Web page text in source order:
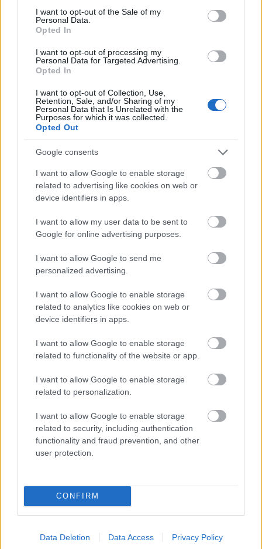
consent section.
I want to opt-out of the Sale of my
Personal Data.
Opted In
I want to opt-out of processing my
Personal Data for Targeted Advertising.
Opted In
I want to opt-out of Collection, Use,
Retention, Sale, and/or Sharing of my
Personal Data that Is Unrelated with the
Purposes for which it was collected.
Opted Out
Google consents
I want to allow Google to enable storage
related to advertising like cookies on web or
device identifiers in apps.
I want to allow my user data to be sent to
Google for online advertising purposes.
I want to allow Google to send me
personalized advertising.
I want to allow Google to enable storage
related to analytics like cookies on web or
device identifiers in apps.
I want to allow Google to enable storage
related to functionality of the website or app.
I want to allow Google to enable storage
related to personalization.
I want to allow Google to enable storage
related to security, including authentication
functionality and fraud prevention, and other
user protection.
CONFIRM
Data Deletion Data Access Privacy Policy
Colombia (Túl Eldorádón: hatalom és arany az
ősi Kolumbiában)
érdeklődők – adta hírül a The Daily
Telegraph című brit lap internetes kiadása.
Forrás:MTI
Anglia Kiállítás Dél-Amerika Legenda Lavór
KRASZNAHORKAI LÁSZLÓ NOBEL-DÍJAS ÍRÓ
VILÁGA SZENTENDRÉN – OKTÓBER VÉGÉIG
EGY REJTÉLYES MAGYAR FESTŐ PÁRIZSBAN